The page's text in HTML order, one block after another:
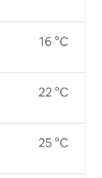
16 °C
22 °C
25 °C